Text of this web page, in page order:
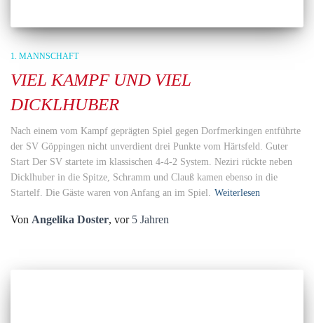
1. MANNSCHAFT
VIEL KAMPF UND VIEL
DICKLHUBER
Nach einem vom Kampf geprägten Spiel gegen Dorfmerkingen entführte
der SV Göppingen nicht unverdient drei Punkte vom Härtsfeld. Guter
Start Der SV startete im klassischen 4-4-2 System. Neziri rückte neben
Dicklhuber in die Spitze, Schramm und Clauß kamen ebenso in die
Startelf. Die Gäste waren von Anfang an im Spiel. Weiterlesen
Von Angelika Doster, vor 5 Jahren